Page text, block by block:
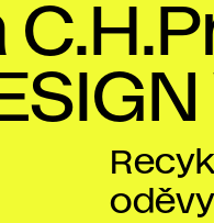
oděvy